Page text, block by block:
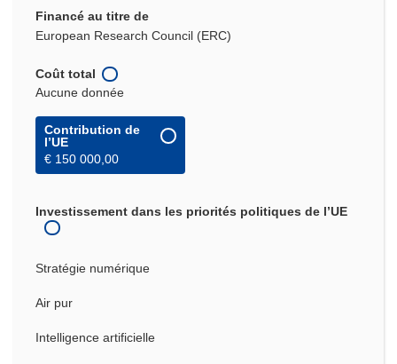
Financé au titre de
European Research Council (ERC)
Coût total
Aucune donnée
Contribution de
l’UE
€ 150 000,00
Investissement dans les priorités politiques de l’UE
Stratégie numérique
Air pur
Intelligence artificielle